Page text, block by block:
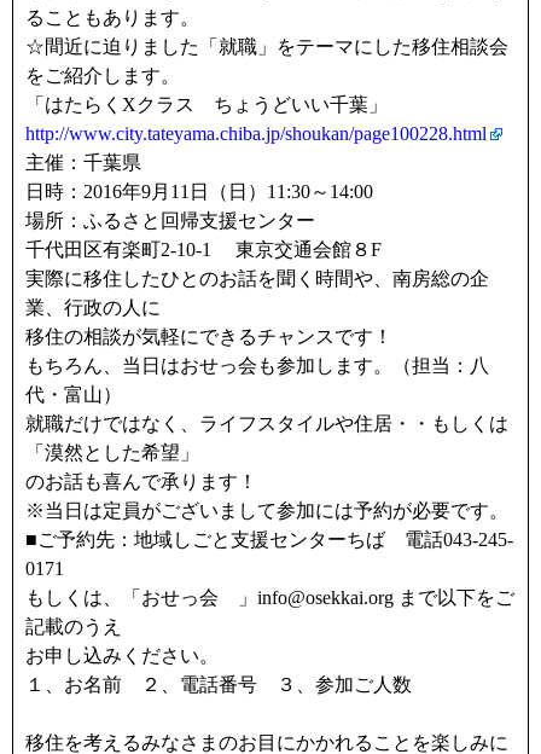
ることもあります。
☆間近に迫りました「就職」をテーマにした移住相談会
をご紹介します。
「はたらくXクラス ちょうどいい千葉」
http://www.city.tateyama.chiba.jp/shoukan/page100228.html
主催：千葉県
日時：2016年9月11日（日）11:30～14:00
場所：ふるさと回帰支援センター
千代田区有楽町2-10-1 東京交通会館８F
実際に移住したひとのお話を聞く時間や、南房総の企
業、行政の人に
移住の相談が気軽にできるチャンスです！
もちろん、当日はおせっ会も参加します。（担当：八
代・富山）
就職だけではなく、ライフスタイルや住居・・もしくは
「漠然とした希望」
のお話も喜んで承ります！
※当日は定員がございまして参加には予約が必要です。
■ご予約先：地域しごと支援センターちば 電話043-245-
0171
もしくは、「おせっ会 」info@osekkai.org まで以下をご
記載のうえ
お申し込みください。
１、お名前 ２、電話番号 ３、参加ご人数
移住を考えるみなさまのお目にかかれることを楽しみに